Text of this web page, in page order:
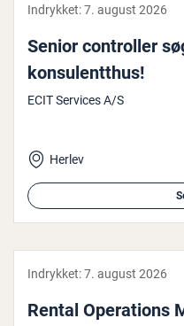
Indrykket:7. august 2026
Senior con­trol­ler
kon­su­lent­t­hus!
ECIT Services A/S
Herlev
Indrykket:7. august 2026
Rental Ope­ra­tions